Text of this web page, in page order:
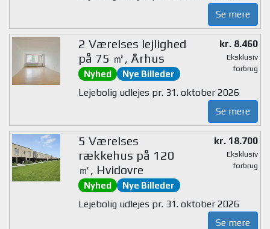
Se mere
2 Værelses lejlighed
på 75 ㎡, Århus
Nyhed Nye Billeder
kr. 8.460
Eksklusiv
forbrug
Lejebolig udlejes pr. 31. oktober 2026
Se mere
5 Værelses
rækkehus på 120
㎡, Hvidovre
Nyhed Nye Billeder
kr. 18.700
Eksklusiv
forbrug
Lejebolig udlejes pr. 31. oktober 2026
Se mere